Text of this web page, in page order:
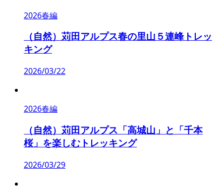
2026春編
（自然）苅田アルプス春の里山５連峰トレッ
キング
2026/03/22
2026春編
（自然）苅田アルプス「高城山」と「千本
桜」を楽しむトレッキング
2026/03/29